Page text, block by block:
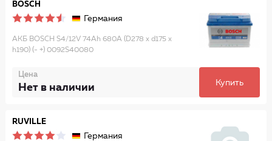
BOSCH
Германия
АКБ BOSCH S4/12V 74Ah 680A (D278 x d175 x
h190) (- +) 0092S40080
Цена
Нет в наличии Купить
RUVILLE
Германия